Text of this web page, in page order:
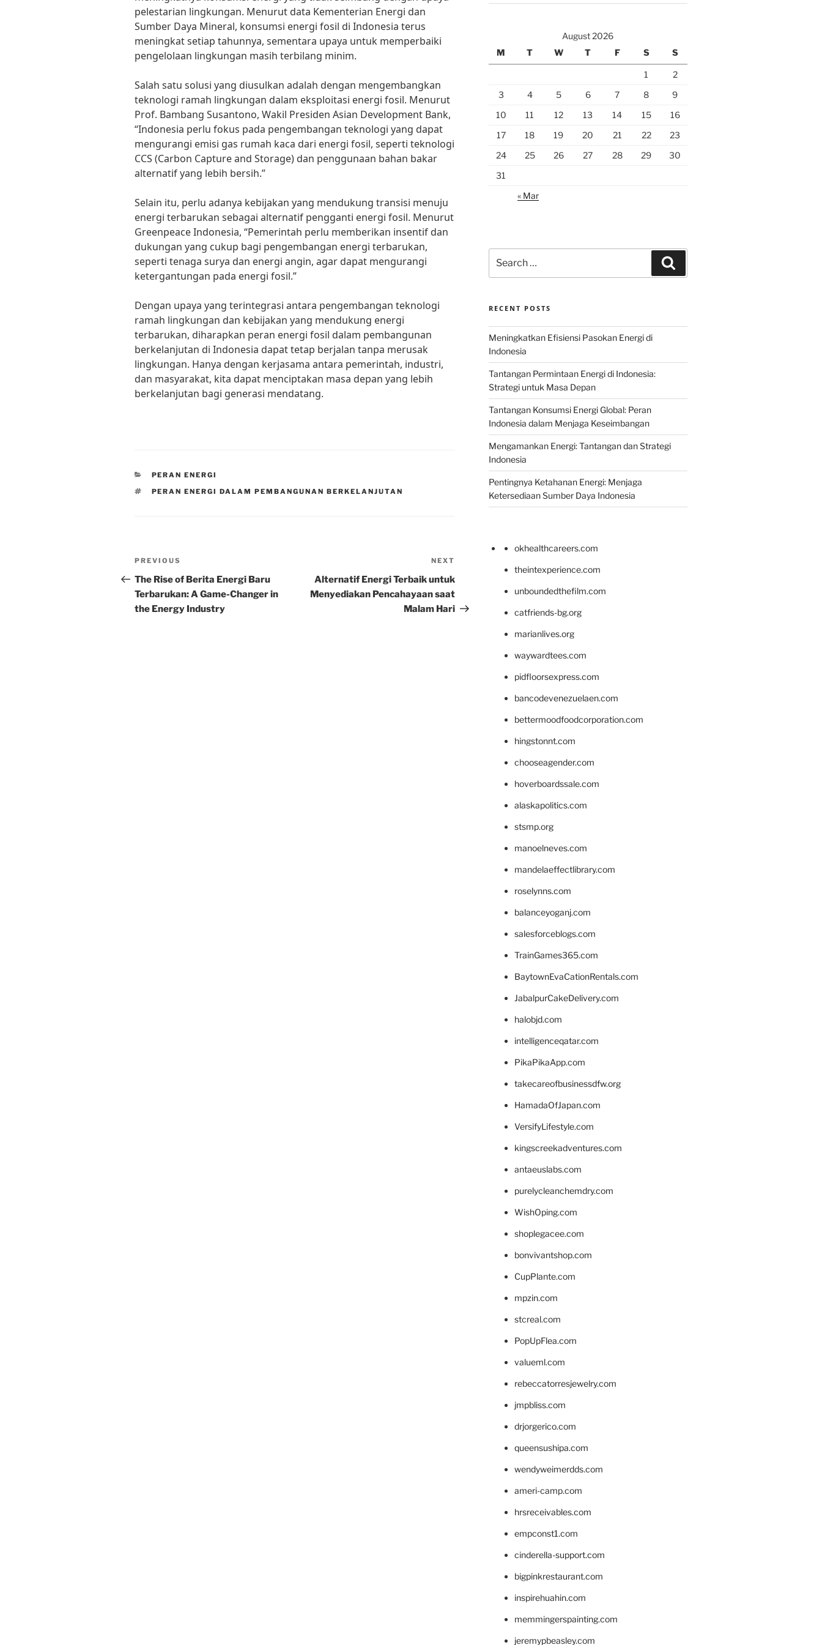
pelestarian lingkungan. Menurut data Kementerian Energi dan
Sumber Daya Mineral, konsumsi energi fosil di Indonesia terus
meningkat setiap tahunnya, sementara upaya untuk memperbaiki
pengelolaan lingkungan masih terbilang minim.
Salah satu solusi yang diusulkan adalah dengan mengembangkan
teknologi ramah lingkungan dalam eksploitasi energi fosil. Menurut
Prof. Bambang Susantono, Wakil Presiden Asian Development Bank,
“Indonesia perlu fokus pada pengembangan teknologi yang dapat
mengurangi emisi gas rumah kaca dari energi fosil, seperti teknologi
CCS (Carbon Capture and Storage) dan penggunaan bahan bakar
alternatif yang lebih bersih.”
Selain itu, perlu adanya kebijakan yang mendukung transisi menuju
energi terbarukan sebagai alternatif pengganti energi fosil. Menurut
Greenpeace Indonesia, “Pemerintah perlu memberikan insentif dan
dukungan yang cukup bagi pengembangan energi terbarukan,
seperti tenaga surya dan energi angin, agar dapat mengurangi
ketergantungan pada energi fosil.”
Dengan upaya yang terintegrasi antara pengembangan teknologi
ramah lingkungan dan kebijakan yang mendukung energi
terbarukan, diharapkan peran energi fosil dalam pembangunan
berkelanjutan di Indonesia dapat tetap berjalan tanpa merusak
lingkungan. Hanya dengan kerjasama antara pemerintah, industri,
dan masyarakat, kita dapat menciptakan masa depan yang lebih
berkelanjutan bagi generasi mendatang.
CATEGORIES
PERAN ENERGI
TAGS
PERAN ENERGI DALAM PEMBANGUNAN BERKELANJUTAN
Post
navigation
Previous
Post
PREVIOUS
The Rise of Berita Energi Baru
Terbarukan: A Game-Changer in
the Energy Industry
Post
NEXT
Alternatif Energi Terbaik untuk
Menyediakan Pencahayaan saat
Malam Hari
August 2026
M
T W T F S S
1
2
3
4 5 6 7 8
9
10
11 12 13 14 15
16
17
18 19 20 21 22
23
24
25 26 27 28 29
30
31
« Mar
for:
RECENT POSTS
Meningkatkan Efisiensi Pasokan Energi di
Indonesia
Tantangan Permintaan Energi di Indonesia:
Strategi untuk Masa Depan
Tantangan Konsumsi Energi Global: Peran
Indonesia dalam Menjaga Keseimbangan
Mengamankan Energi: Tantangan dan Strategi
Indonesia
Pentingnya Ketahanan Energi: Menjaga
Ketersediaan Sumber Daya Indonesia
okhealthcareers.com
theintexperience.com
unboundedthefilm.com
catfriends-bg.org
marianlives.org
waywardtees.com
pidfloorsexpress.com
bancodevenezuelaen.com
bettermoodfoodcorporation.com
hingstonnt.com
chooseagender.com
hoverboardssale.com
alaskapolitics.com
stsmp.org
manoelneves.com
mandelaeffectlibrary.com
roselynns.com
balanceyoganj.com
salesforceblogs.com
TrainGames365.com
BaytownEvaCationRentals.com
JabalpurCakeDelivery.com
halobjd.com
intelligenceqatar.com
PikaPikaApp.com
takecareofbusinessdfw.org
HamadaOfJapan.com
VersifyLifestyle.com
kingscreekadventures.com
antaeuslabs.com
purelycleanchemdry.com
WishOping.com
shoplegacee.com
bonvivantshop.com
CupPlante.com
mpzin.com
stcreal.com
PopUpFlea.com
valueml.com
rebeccatorresjewelry.com
jmpbliss.com
drjorgerico.com
queensushipa.com
wendyweimerdds.com
ameri-camp.com
hrsreceivables.com
empconst1.com
cinderella-support.com
bigpinkrestaurant.com
inspirehuahin.com
memmingerspainting.com
jeremypbeasley.com